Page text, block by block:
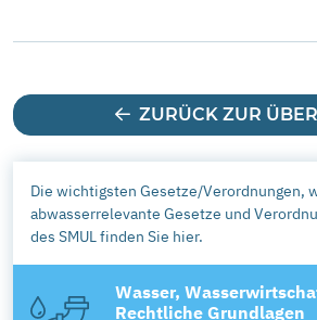
ZURÜCK ZUR
Die wichtigsten Gesetze/Verordnungen,
abwasserrelevante Gesetze und
des SMUL finden Sie hier.
Wasser,
Rechtliche Grundlagen